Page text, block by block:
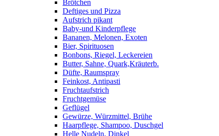
Brötchen
Deftiges und Pizza
Aufstrich pikant
Baby-und Kinderpflege
Bananen, Melonen, Exoten
Bier, Spirituosen
Bonbons, Riegel, Leckereien
Butter, Sahne, Quark,Kräuterb.
Düfte, Raumspray
Feinkost, Antipasti
Fruchtaufstrich
Fruchtgemüse
Geflügel
Gewürze, Würzmittel, Brühe
Haarpflege, Shampoo, Duschgel
Helle Nudeln, Dinkel